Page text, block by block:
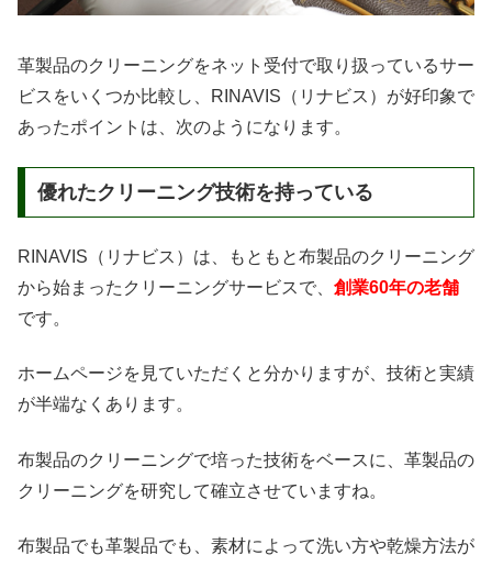
革製品のクリーニングをネット受付で取り扱っているサー
ビスをいくつか比較し、RINAVIS（リナビス）が好印象で
あったポイントは、次のようになります。
優れたクリーニング技術を持っている
RINAVIS（リナビス）は、もともと布製品のクリーニング
から始まったクリーニングサービスで、 創業60年の老舗
です。
ホームページを見ていただくと分かりますが、技術と実績
が半端なくあります。
布製品のクリーニングで培った技術をベースに、革製品の
クリーニングを研究して確立させていますね。
布製品でも革製品でも、素材によって洗い方や乾燥方法が